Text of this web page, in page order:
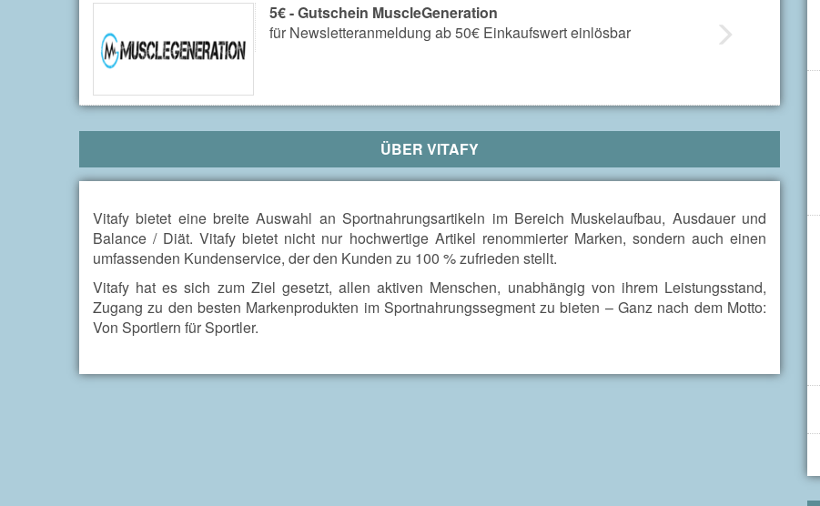
5€ - Gutschein MuscleGeneration
für Newsletteranmeldung ab 50€ Einkaufswert einlösbar
ÜBER VITAFY
Vitafy bietet eine breite Auswahl an Sportnahrungsartikeln im Bereich Muskelaufbau, Ausdauer und
Balance / Diät.Vitafy bietet nicht nur hochwertige Artikel renommierter Marken, sondern auch einen
umfassenden Kundenservice, der den Kunden zu 100 % zufrieden stellt.
Vitafy hat es sich zum Ziel gesetzt, allen aktiven Menschen, unabhängig von ihrem Leistungsstand,
Zugang zu den besten Markenprodukten im Sportnahrungssegment zu bieten – Ganz nach dem Motto:
Von Sportlern für Sportler.